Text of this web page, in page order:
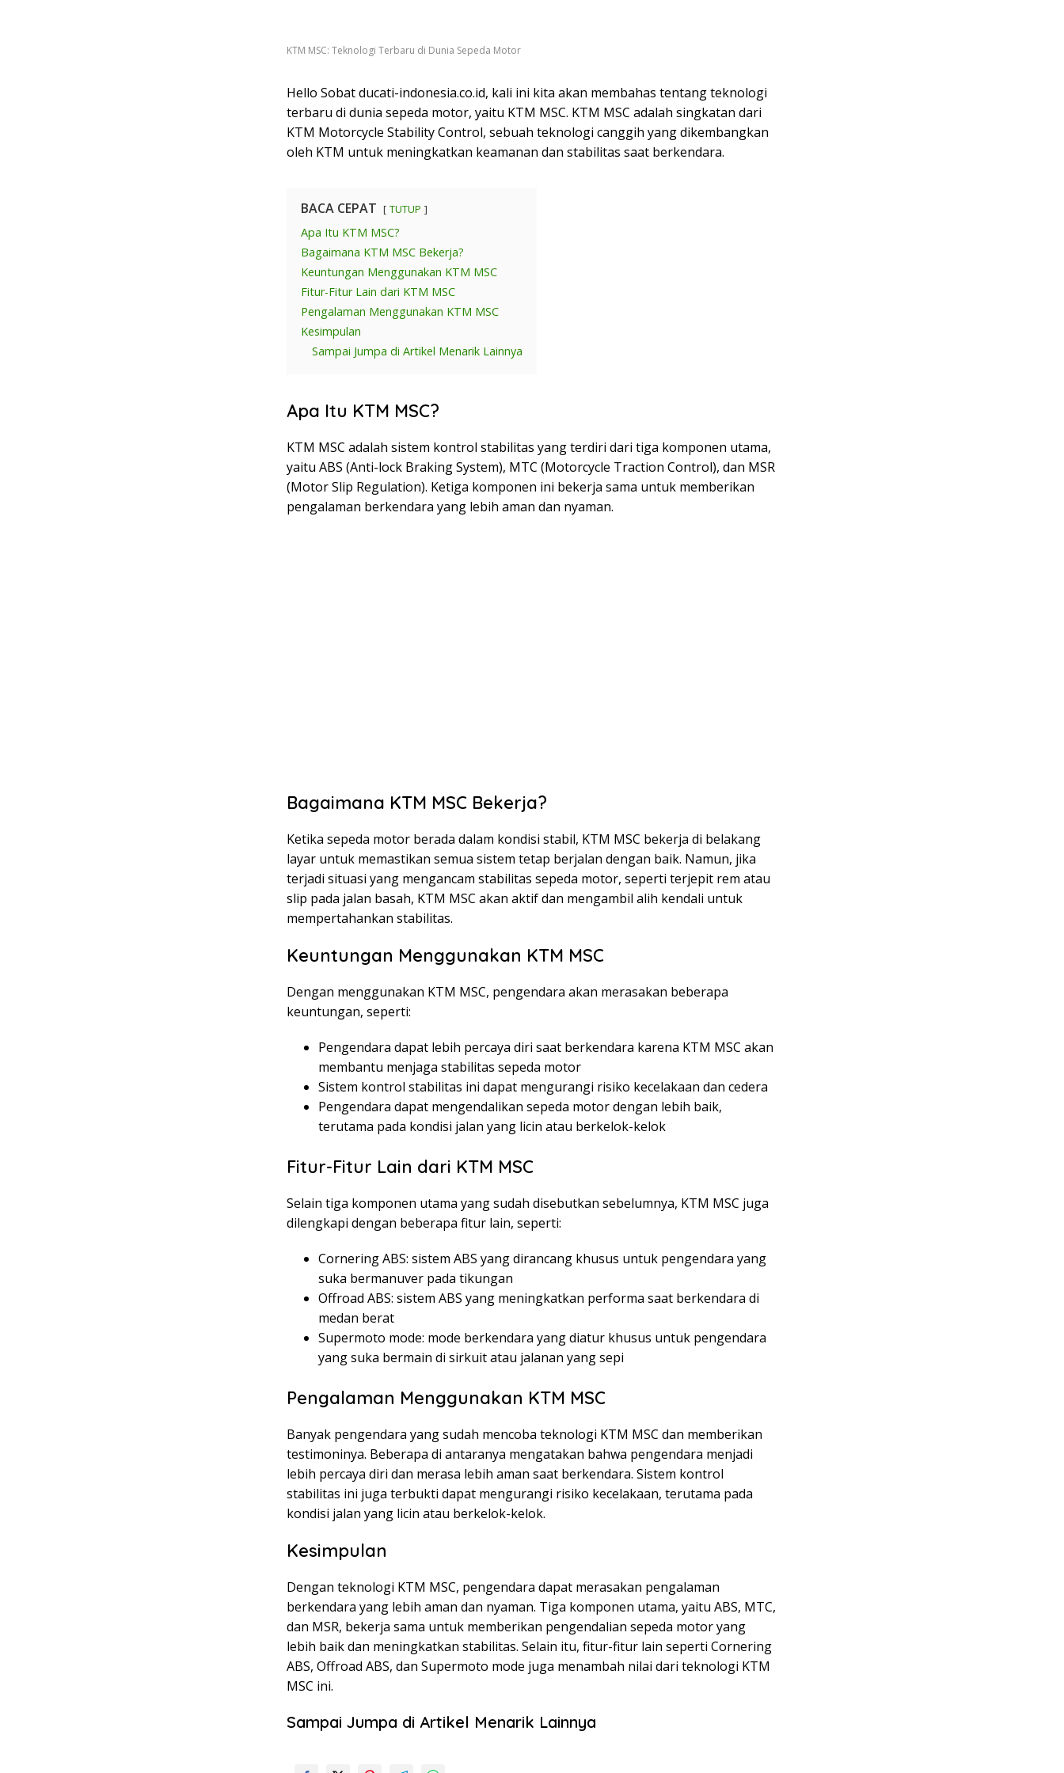
KTM MSC: Teknologi Terbaru di Dunia Sepeda Motor
Hello Sobat ducati-indonesia.co.id, kali ini kita akan membahas tentang teknologi
terbaru di dunia sepeda motor, yaitu KTM MSC. KTM MSC adalah singkatan dari
KTM Motorcycle Stability Control, sebuah teknologi canggih yang dikembangkan
oleh KTM untuk meningkatkan keamanan dan stabilitas saat berkendara.
BACA CEPAT TUTUP
Apa Itu KTM MSC?
Bagaimana KTM MSC Bekerja?
Keuntungan Menggunakan KTM MSC
Fitur-Fitur Lain dari KTM MSC
Pengalaman Menggunakan KTM MSC
Kesimpulan
Sampai Jumpa di Artikel Menarik Lainnya
Apa Itu KTM MSC?
KTM MSC adalah sistem kontrol stabilitas yang terdiri dari tiga komponen utama,
yaitu ABS (Anti-lock Braking System), MTC (Motorcycle Traction Control), dan MSR
(Motor Slip Regulation). Ketiga komponen ini bekerja sama untuk memberikan
pengalaman berkendara yang lebih aman dan nyaman.
Bagaimana KTM MSC Bekerja?
Ketika sepeda motor berada dalam kondisi stabil, KTM MSC bekerja di belakang
layar untuk memastikan semua sistem tetap berjalan dengan baik. Namun, jika
terjadi situasi yang mengancam stabilitas sepeda motor, seperti terjepit rem atau
slip pada jalan basah, KTM MSC akan aktif dan mengambil alih kendali untuk
mempertahankan stabilitas.
Keuntungan Menggunakan KTM MSC
Dengan menggunakan KTM MSC, pengendara akan merasakan beberapa
keuntungan, seperti:
Pengendara dapat lebih percaya diri saat berkendara karena KTM MSC akan
membantu menjaga stabilitas sepeda motor
Sistem kontrol stabilitas ini dapat mengurangi risiko kecelakaan dan cedera
Pengendara dapat mengendalikan sepeda motor dengan lebih baik,
terutama pada kondisi jalan yang licin atau berkelok-kelok
Fitur-Fitur Lain dari KTM MSC
Selain tiga komponen utama yang sudah disebutkan sebelumnya, KTM MSC juga
dilengkapi dengan beberapa fitur lain, seperti:
Cornering ABS: sistem ABS yang dirancang khusus untuk pengendara yang
suka bermanuver pada tikungan
Offroad ABS: sistem ABS yang meningkatkan performa saat berkendara di
medan berat
Supermoto mode: mode berkendara yang diatur khusus untuk pengendara
yang suka bermain di sirkuit atau jalanan yang sepi
Pengalaman Menggunakan KTM MSC
Banyak pengendara yang sudah mencoba teknologi KTM MSC dan memberikan
testimoninya. Beberapa di antaranya mengatakan bahwa pengendara menjadi
lebih percaya diri dan merasa lebih aman saat berkendara. Sistem kontrol
stabilitas ini juga terbukti dapat mengurangi risiko kecelakaan, terutama pada
kondisi jalan yang licin atau berkelok-kelok.
Kesimpulan
Dengan teknologi KTM MSC, pengendara dapat merasakan pengalaman
berkendara yang lebih aman dan nyaman. Tiga komponen utama, yaitu ABS, MTC,
dan MSR, bekerja sama untuk memberikan pengendalian sepeda motor yang
lebih baik dan meningkatkan stabilitas. Selain itu, fitur-fitur lain seperti Cornering
ABS, Offroad ABS, dan Supermoto mode juga menambah nilai dari teknologi KTM
MSC ini.
Sampai Jumpa di Artikel Menarik Lainnya